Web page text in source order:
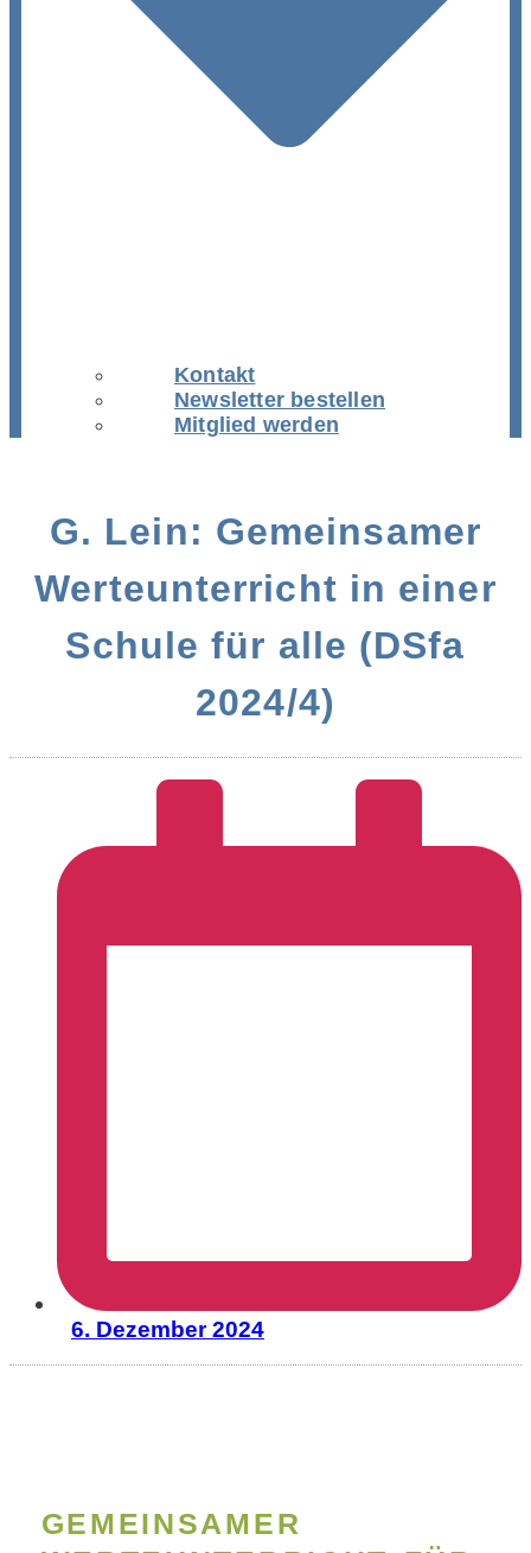
Kontakt
Newsletter bestellen
Mitglied werden
G. Lein: Gemeinsamer
Werteunterricht in einer
Schule für alle (DSfa
2024/4)
6. Dezember 2024
GEMEINSAMER